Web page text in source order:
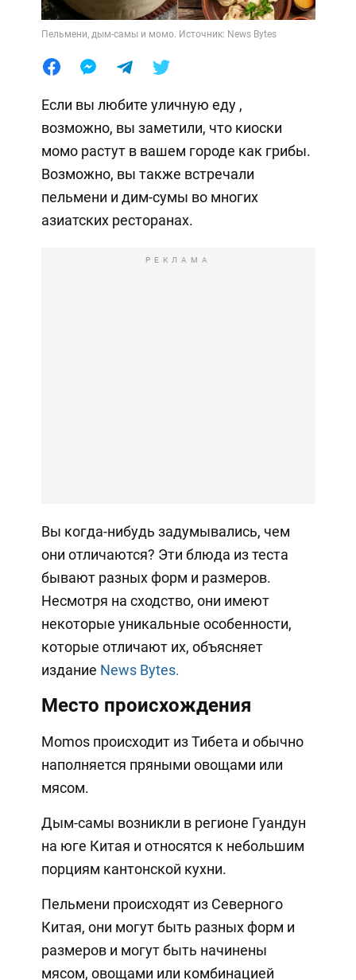
Пельмени, дым-самы и момо. Источник: News Bytes
Если вы любите уличную еду ,
возможно, вы заметили, что киоски
момо растут в вашем городе как грибы.
Возможно, вы также встречали
пельмени и дим-сумы во многих
азиатских ресторанах.
РЕКЛАМА
Вы когда-нибудь задумывались, чем
они отличаются? Эти блюда из теста
бывают разных форм и размеров.
Несмотря на сходство, они имеют
некоторые уникальные особенности,
которые отличают их, объясняет
издание News Bytes.
Место происхождения
Momos происходит из Тибета и обычно
наполняется пряными овощами или
мясом.
Дым-самы возникли в регионе Гуандун
на юге Китая и относятся к небольшим
порциям кантонской кухни.
Пельмени происходят из Северного
Китая, они могут быть разных форм и
размеров и могут быть начинены
мясом, овощами или комбинацией